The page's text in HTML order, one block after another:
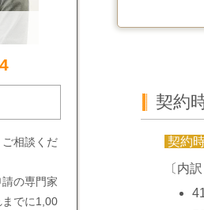
契約
契約
〔内
相談くだ
の専門家
でに1,00